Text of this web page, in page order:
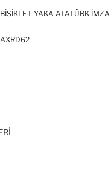
YAKA ATATÜRK